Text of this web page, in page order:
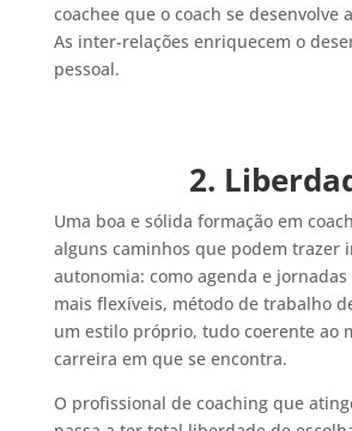
coachee que o coach se desenvolve
As inter-relações enriquecem o
pessoal.
2.
Uma boa e sólida formação em
alguns caminhos que podem trazer
autonomia: como agenda e
mais flexíveis, método de trabalho
um estilo próprio, tudo coerente ao
carreira em que se encontra.
O profissional de coaching que